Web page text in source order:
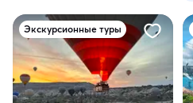
Экскурсионные туры